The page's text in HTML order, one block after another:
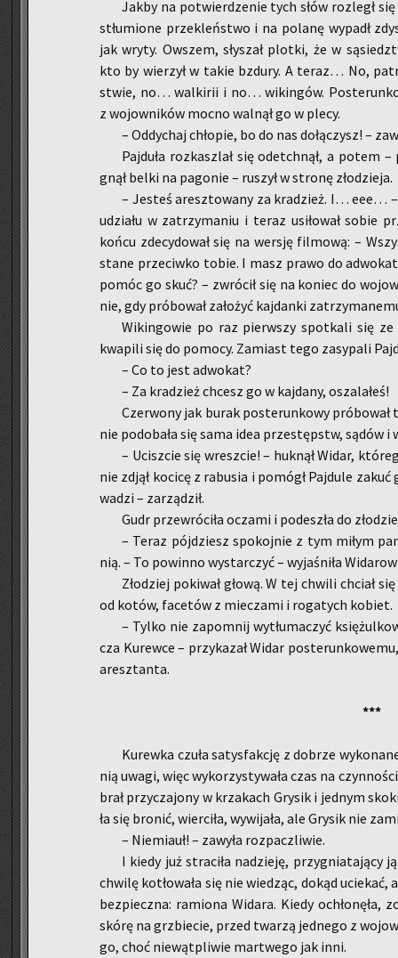
Jakby na po­twier­dze­nie tych słów roz­legł
stłu­mio­ne prze­kleń­stwo i na po­la­nę wy­padł
jak wryty. Ow­szem, sły­szał plot­ki, że w
kto by wie­rzył w takie bzdu­ry. A teraz… No,
stwie, no… wal­ki­rii i no… wi­kin­gów.
z wo­jow­ni­ków mocno wal­nął go w plecy.
– Od­dy­chaj chło­pie, bo do nas do­łą­czysz! –
Paj­du­ła roz­kasz­lał się ode­tchnął, a
gnął belki na pa­go­nie – ru­szył w stro­nę zło­dzie­ja.
– Je­steś aresz­to­wa­ny za kra­dzież. I… eee…
udzia­łu w za­trzy­ma­niu i teraz usi­ło­wał sobie
końcu zde­cy­do­wał się na wer­sję fil­mo­wą: –
sta­ne prze­ciw­ko tobie. I masz prawo do
pomóc go skuć? – zwró­cił się na ko­niec do
nie, gdy pró­bo­wał za­ło­żyć kaj­dan­ki
Wi­kin­go­wie po raz pierw­szy spo­tka­li się
kwa­pi­li się do po­mo­cy. Za­miast tego za­sy­pa­li
– Co to jest ad­wo­kat?
– Za kra­dzież chcesz go w kaj­da­ny, osza­la­łeś!
Czer­wo­ny jak burak po­ste­run­ko­wy
nie po­do­ba­ła się sama idea prze­stępstw, sądów i
– Ucisz­cie się wresz­cie! – huk­nął Widar,
nie zdjął ko­ci­cę z ra­bu­sia i po­mógł Paj­du­le
wa­dzi – za­rzą­dził.
Gudr prze­wró­ci­ła ocza­mi i po­de­szła do
– Teraz pój­dziesz spo­koj­nie z tym miłym
nią. – To po­win­no wy­star­czyć – wy­ja­śni­ła
Zło­dziej po­ki­wał głową. W tej chwi­li chciał
od kotów, fa­ce­tów z mie­cza­mi i ro­ga­tych ko­biet.
– Tylko nie za­po­mnij wy­tłu­ma­czyć
cza Ku­rew­ce – przy­ka­zał Widar
aresz­tan­ta.
***
Ku­rew­ka czuła sa­tys­fak­cję z do­brze
nią uwagi, więc wy­ko­rzy­sty­wa­ła czas na
brał przy­cza­jo­ny w krza­kach Gry­sik i jed­nym
ła się bro­nić, wier­ci­ła, wy­wi­ja­ła, ale Gry­sik nie
– Nie­miauł! – za­wy­ła roz­pacz­li­wie.
I kiedy już stra­ci­ła na­dzie­ję, przy­gnia­ta­ją­cy
chwi­lę ko­tło­wa­ła się nie wie­dząc, dokąd ucie­kać,
bez­piecz­na: ra­mio­na Wi­da­ra. Kiedy ochło­nę­ła,
skórę na grzbie­cie, przed twa­rzą jed­ne­go z
go, choć nie­wąt­pli­wie mar­twe­go jak inni.